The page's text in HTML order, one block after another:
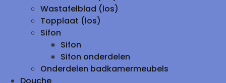
Wastafelblad (los)
Topplaat (los)
Sifon
Sifon
Sifon onderdelen
Onderdelen badkamermeubels
Douche